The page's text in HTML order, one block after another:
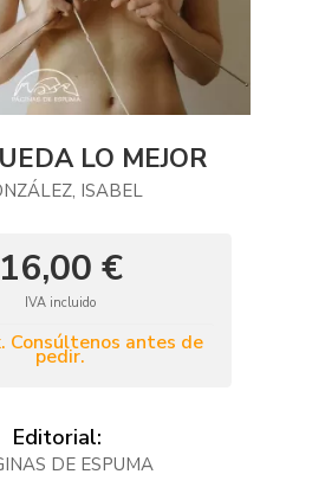
LO MEJOR
ISABEL
16,00 €
IVA incluido
Consúltenos antes de
pedir.
Editorial:
DE ESPUMA